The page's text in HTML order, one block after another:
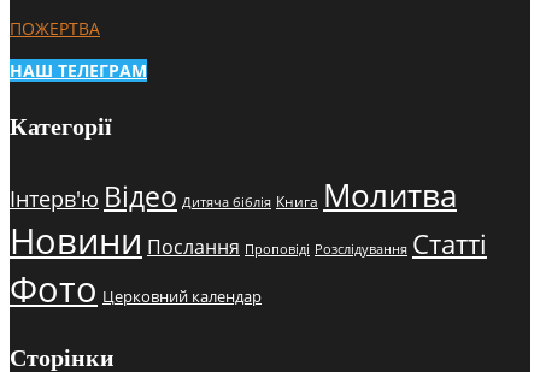
ПОЖЕРТВА
НАШ ТЕЛЕГРАМ
Категорії
Інтерв'ю Відео Дитяча біблія Книга Молитва
Новини Послання Проповіді Розслідування Статті
Фото Церковний календар
Сторінки